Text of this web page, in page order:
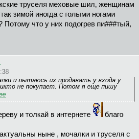
труселя меховые шил, женщинам
зимой иногда с голыми ногами
Потому что у них подогрев пи###тый,
и пытаюсь их продавать у входа у
не покупает. Потом я еще пишу
и толкай в интернете
благо
ныне , мочалки и труселя с